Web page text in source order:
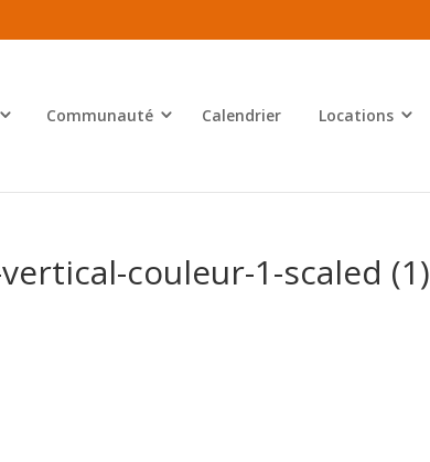
Communauté Calendrier Locations
couleur-1-scaled (1)